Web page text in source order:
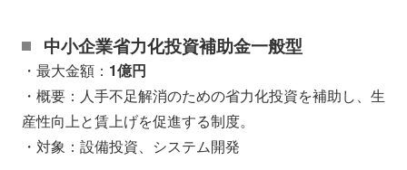
中小企業省力化投資補助金一般型
・最大金額： 1億円
・概要：人手不足解消のための省力化投資を補助し、生
産性向上と賃上げを促進する制度。
・対象：設備投資、システム開発